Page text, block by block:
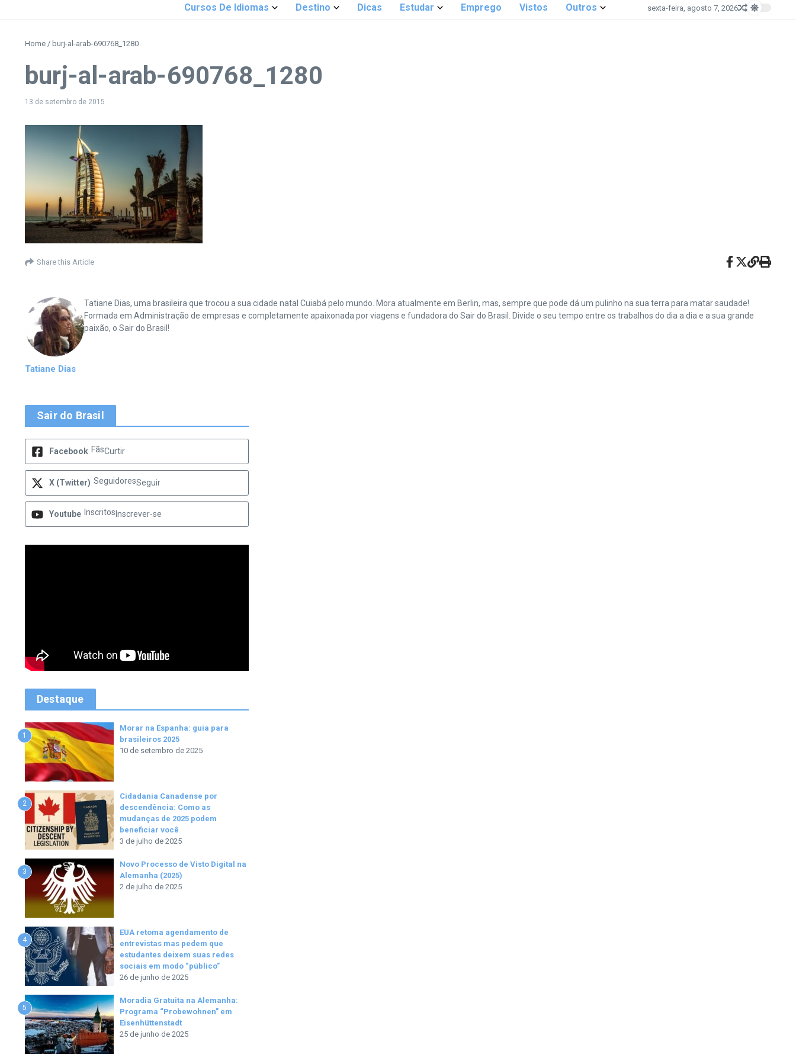
Cursos De Idiomas Destino Dicas Estudar Emprego Vistos Outros sexta-feira, agosto 7, 2026
Home / burj-al-arab-690768_1280
burj-al-arab-690768_1280
13 de setembro de 2015
Share this Article
Tatiane Dias
Tatiane Dias, uma brasileira que trocou a sua cidade natal Cuiabá pelo mundo. Mora atualmente em Berlin, mas, sempre que pode dá um pulinho na sua terra para matar saudade!
Formada em Administração de empresas e completamente apaixonada por viagens e fundadora do Sair do Brasil. Divide o seu tempo entre os trabalhos do dia a dia e a sua grande
paixão, o Sair do Brasil!
Sair do Brasil
Facebook FãsCurtir
X (Twitter) SeguidoresSeguir
Youtube Inscritos Inscrever-se
Destaque
1
Morar na Espanha: guia para
brasileiros 2025
10 de setembro de 2025
2
Cidadania Canadense por
descendência: Como as
mudanças de 2025 podem
beneficiar você
3 de julho de 2025
3
Novo Processo de Visto Digital na
Alemanha (2025)
2 de julho de 2025
4
EUA retoma agendamento de
entrevistas mas pedem que
estudantes deixem suas redes
sociais em modo “público”
26 de junho de 2025
5
Moradia Gratuita na Alemanha:
Programa “Probewohnen” em
Eisenhüttenstadt
25 de junho de 2025